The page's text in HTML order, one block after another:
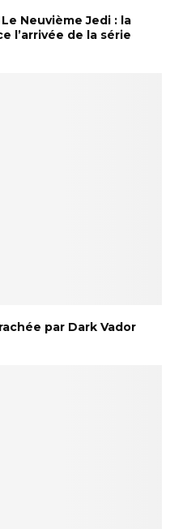
Neuvième Jedi : la
l’arrivée de la série
par Dark Vador